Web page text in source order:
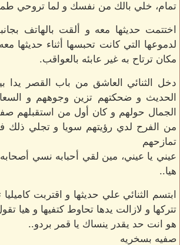
تمام، خلي بالك من نفسك و لما تروحي
اختتمت حديثها معه و ألقت بالهاتف
لدموعها التي كانت تحبسها أثناء حديثها
مكان ترتاح به غير عابئه بالعواقب.
دخل الثنائي العاشق من باب القصر يدا
الحديث و ضحكتهم تزين وجوههم و
الجمال حولهم و كان أول من استقبلهم
من الفرح لدي رؤيتهم سويا و تجلي ذلك
تمازحهم
عيني يا عيني، مين لقي أحبابه نسي أصحابه
هيا..
ابتسم الثنائي علي حديثها و اقتربت
تتركها و لازالت يدها تحاوط كتفيها و هيا
هو انت حد يقدر ينساك يا قمر بردو..
صفيه بسخريه